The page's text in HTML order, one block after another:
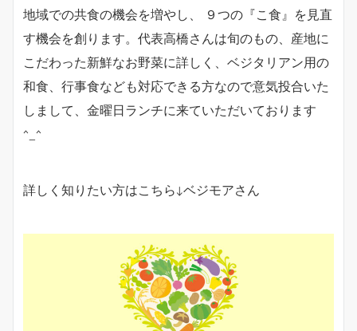
地域での共食の機会を増やし、 ９つの『こ食』を見直
す機会を創ります。代表高橋さんは旬のもの、産地に
こだわった新鮮なお野菜に詳しく、ベジタリアン用の
和食、行事食なども対応できる方なので意気投合いた
しまして、金曜日ランチに来ていただいております
^_^
詳しく知りたい方はこちら↓ベジモアさん